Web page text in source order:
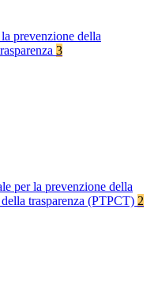
prevenzione della
3
per la prevenzione della
trasparenza (PTPCT) 2